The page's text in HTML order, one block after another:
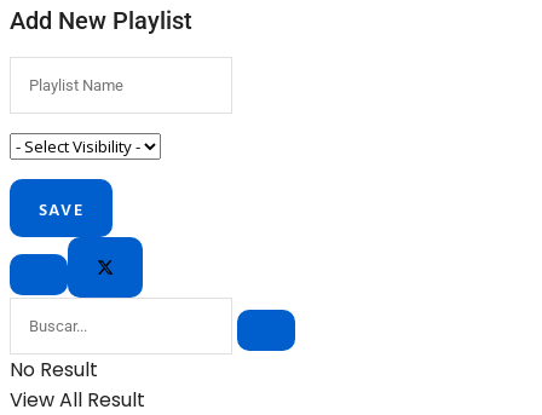
Add New Playlist
No Result
View All Result